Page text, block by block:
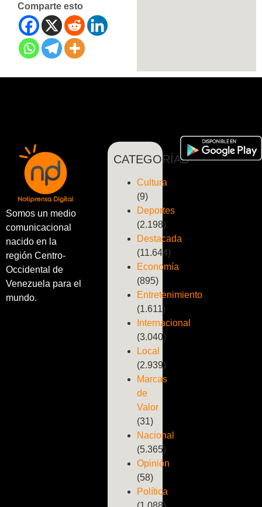
Comparte esto
Somos un medio
comunicacional
nacido en la
región Centro-
Occidental de
Venezuela para el
mundo.
CATEGORÍAS
Cultura
(9)
Deportes
(2.198)
Destacada
(11.644)
Economía
(895)
Entretenimiento
(1.611)
Internacional
(3.040)
Local
(2.939)
Marcas
de
Valor
(31)
Nacional
(5.365)
Opinión
(58)
Política